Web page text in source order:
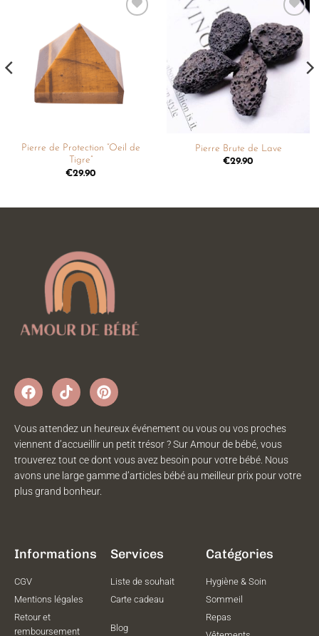
souhaits
Pierre de Protection “Oeil de
Tigre”
€29.90
Ajouter
à la
liste de
souhaits
Pierre Brute de Lave
€29.90
Vous attendez un heureux événement ou vous ou vos proches
viennent d’accueillir un petit trésor ? Sur Amour de bébé, vous
trouverez tout ce dont vous avez besoin pour votre bébé. Nous
avons une large gamme d’articles bébé au meilleur prix pour votre
plus grand bonheur.
Informations
CGV
Mentions légales
Retour et
remboursement
Services
Liste de souhait
Carte cadeau
Blog
Catégories
Hygiène & Soin
Sommeil
Repas